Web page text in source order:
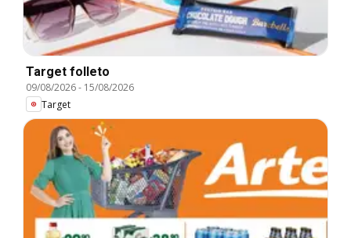
Target folleto
09/08/2026- 15/08/2026
Target